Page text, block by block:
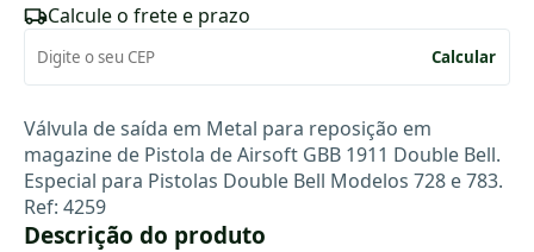
Calcule o frete e prazo
Calcular
Válvula de saída em Metal para reposição em
magazine de Pistola de Airsoft GBB 1911 Double Bell.
Especial para Pistolas Double Bell Modelos 728 e 783.
Ref: 4259
Descrição do produto